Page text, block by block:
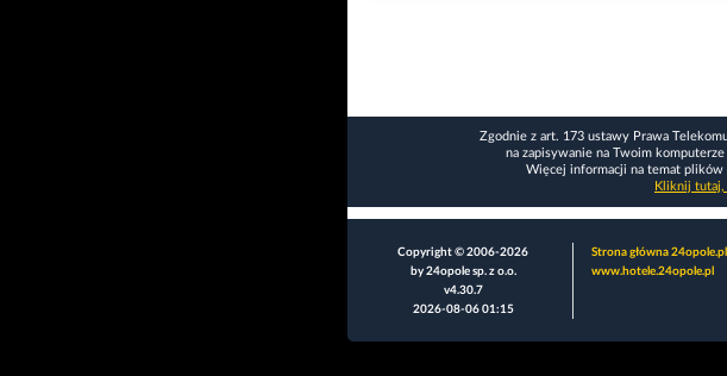
Zgodnie z art. 173 ustawy Prawa
na zapisywanie na Twoim
Więcej informacji na temat plików
Kliknij tutaj,
Copyright © 2006-2026
by 24opole sp. z o.o.
v4.30.7
2026-08-06 01:15
Strona główna 24opole.pl
www.hotele.24opole.pl